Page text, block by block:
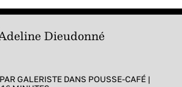
Dieudonné
GALERISTE DANS POUSSE-CAFÉ |